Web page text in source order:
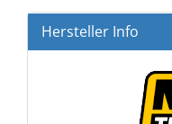
Hersteller Info